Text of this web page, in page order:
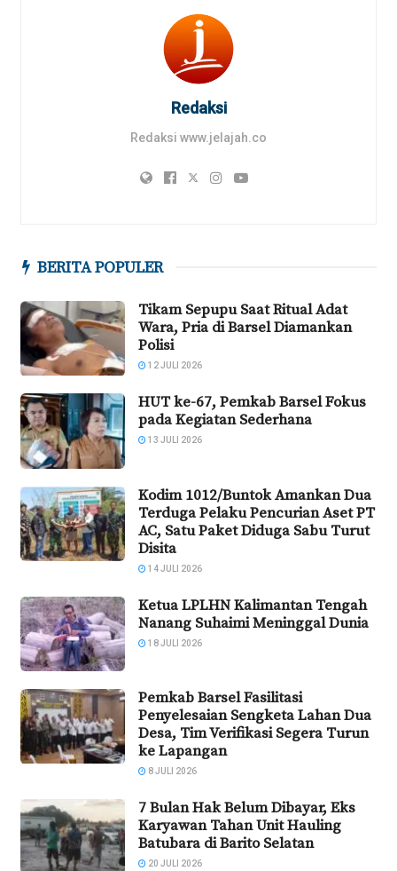
Redaksi
Redaksi www.jelajah.co
BERITA POPULER
Tikam Sepupu Saat Ritual Adat
Wara, Pria di Barsel Diamankan
Polisi
12 JULI 2026
HUT ke-67, Pemkab Barsel Fokus
pada Kegiatan Sederhana
13 JULI 2026
Kodim 1012/Buntok Amankan Dua
Terduga Pelaku Pencurian Aset PT
AC, Satu Paket Diduga Sabu Turut
Disita
14 JULI 2026
Ketua LPLHN Kalimantan Tengah
Nanang Suhaimi Meninggal Dunia
18 JULI 2026
Pemkab Barsel Fasilitasi
Penyelesaian Sengketa Lahan Dua
Desa, Tim Verifikasi Segera Turun
ke Lapangan
8 JULI 2026
7 Bulan Hak Belum Dibayar, Eks
Karyawan Tahan Unit Hauling
Batubara di Barito Selatan
20 JULI 2026